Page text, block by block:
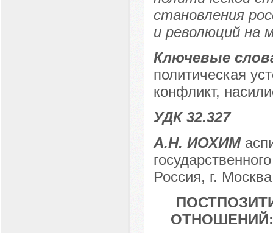
становления
и революций на
Ключевые
политическая
конфликт,
УДК 32.327
А.Н. ИОХИМ
Россия, г. Москва